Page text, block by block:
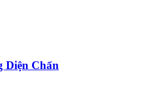
Diện Chẩn